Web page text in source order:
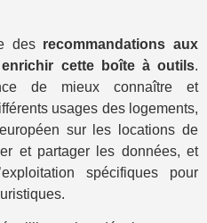
des recommandations aux
cette boîte à outils.
de mieux connaître et
usages des logements,
sur les locations de
et partager les données, et
spécifiques pour